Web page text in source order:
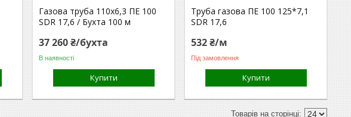
Газова труба 110х6,3 ПЕ 100
SDR 17,6 / Бухта 100 м
37 260 ₴/бухта
В наявності
Купити
Труба газова ПЕ 100 125*7,1
SDR 17,6
532 ₴/м
Під замовлення
Купити